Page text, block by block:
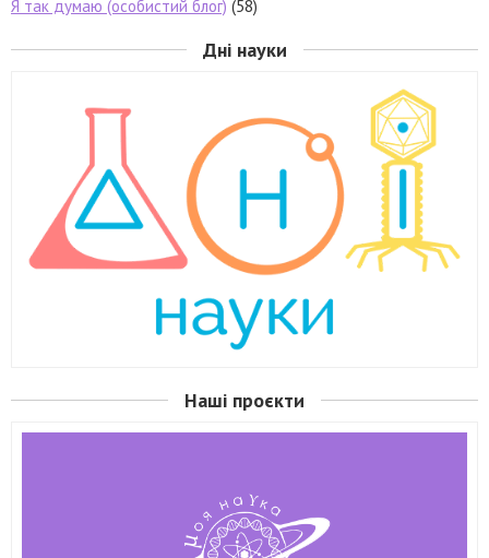
Я так думаю (особистий блог) (58)
Дні науки
Наші проєкти